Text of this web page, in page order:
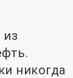
из
никогда